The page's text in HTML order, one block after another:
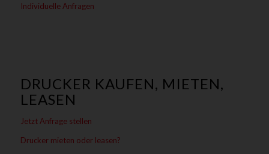
Individuelle Anfragen
DRUCKER KAUFEN, MIETEN,
LEASEN
Jetzt Anfrage stellen
Drucker mieten oder leasen?